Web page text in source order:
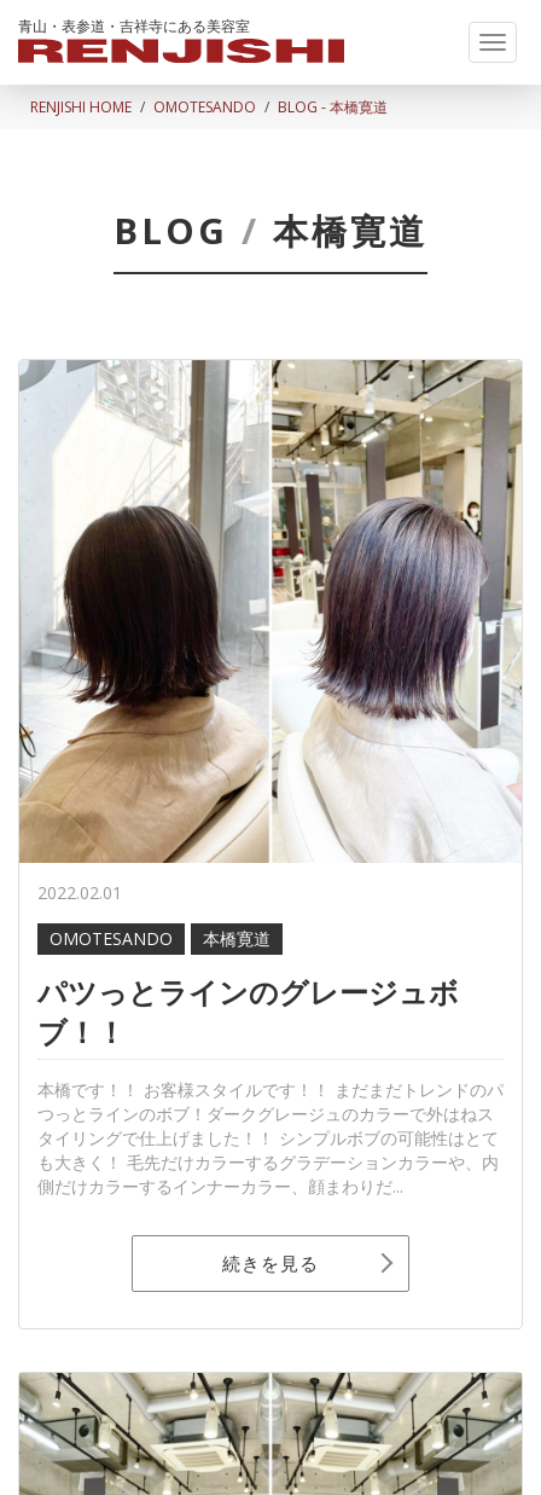
青山・表参道・吉祥寺にある美容室
RENJISHI HOME OMOTESANDO BLOG - 本橋寛道
BLOG / 本橋寛道
2022.02.01
OMOTESANDO
本橋寛道
パツっとラインのグレージュボ
ブ！！
本橋です！！ お客様スタイルです！！ まだまだトレンドのパ
つっとラインのボブ！ダークグレージュのカラーで外はねス
タイリングで仕上げました！！ シンプルボブの可能性はとて
も大きく！ 毛先だけカラーするグラデーションカラーや、内
側だけカラーするインナーカラー、顔まわりだ...
続きを見る